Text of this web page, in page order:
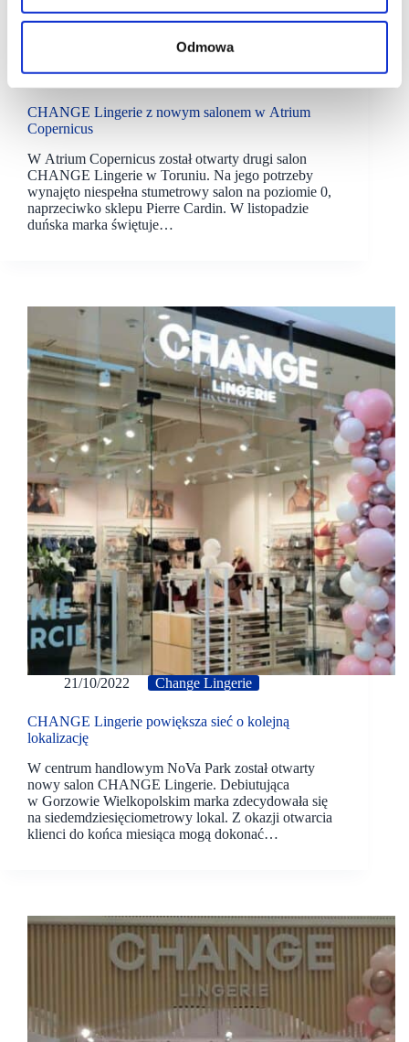
Odmowa
Atrium Copernicus
Change Lingerie
CHANGE Lingerie z nowym salonem w Atrium
Copernicus
W Atrium Copernicus został otwarty drugi salon
CHANGE Lingerie w Toruniu. Na jego potrzeby
wynajęto niespełna stumetrowy salon na poziomie 0,
naprzeciwko sklepu Pierre Cardin. W listopadzie
duńska marka świętuje…
21/10/2022 Change Lingerie
CHANGE Lingerie powiększa sieć o kolejną
lokalizację
W centrum handlowym NoVa Park został otwarty
nowy salon CHANGE Lingerie. Debiutująca
w Gorzowie Wielkopolskim marka zdecydowała się
na siedemdziesięciometrowy lokal. Z okazji otwarcia
klienci do końca miesiąca mogą dokonać…